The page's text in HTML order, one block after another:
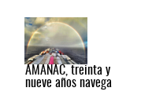
AMANAC, treinta y
nueve años navega